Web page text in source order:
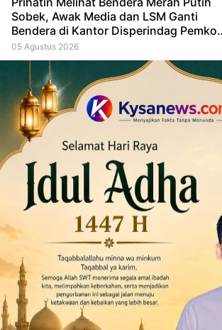
Sobek, Awak Media dan LSM Ganti
Bendera di Kantor Disperindag Pemkot
Manado
05 Agustus 2026